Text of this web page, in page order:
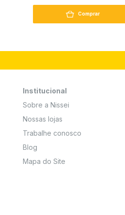
Comprar
Institucional
Sobre a Nissei
Nossas lojas
Trabalhe conosco
Blog
Mapa do Site